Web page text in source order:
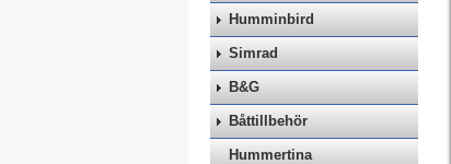
Humminbird
Simrad
B&G
Båttillbehör
Hummertina